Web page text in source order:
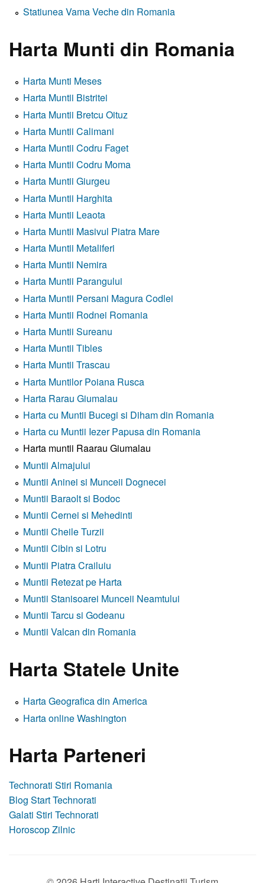
Statiunea Vama Veche din Romania
Harta Munti din Romania
Harta Munti Meses
Harta Muntii Bistritei
Harta Muntii Bretcu Oituz
Harta Muntii Calimani
Harta Muntii Codru Faget
Harta Muntii Codru Moma
Harta Muntii Giurgeu
Harta Muntii Harghita
Harta Muntii Leaota
Harta Muntii Masivul Piatra Mare
Harta Muntii Metaliferi
Harta Muntii Nemira
Harta Muntii Parangului
Harta Muntii Persani Magura Codlei
Harta Muntii Rodnei Romania
Harta Muntii Sureanu
Harta Muntii Tibles
Harta Muntii Trascau
Harta Muntilor Poiana Rusca
Harta Rarau Giumalau
Harta cu Muntii Bucegi si Diham din Romania
Harta cu Muntii Iezer Papusa din Romania
Harta muntii Raarau Giumalau
Muntii Almajului
Muntii Aninei si Munceii Dognecei
Muntii Baraolt si Bodoc
Muntii Cernei si Mehedinti
Muntii Cheile Turzii
Muntii Cibin si Lotru
Muntii Piatra Crailuiu
Muntii Retezat pe Harta
Muntii Stanisoarei Munceii Neamtului
Muntii Tarcu si Godeanu
Muntii Valcan din Romania
Harta Statele Unite
Harta Geografica din America
Harta online Washington
Harta Parteneri
Technorati Stiri Romania
Blog Start Technorati
Galati Stiri Technorati
Horoscop Zilnic